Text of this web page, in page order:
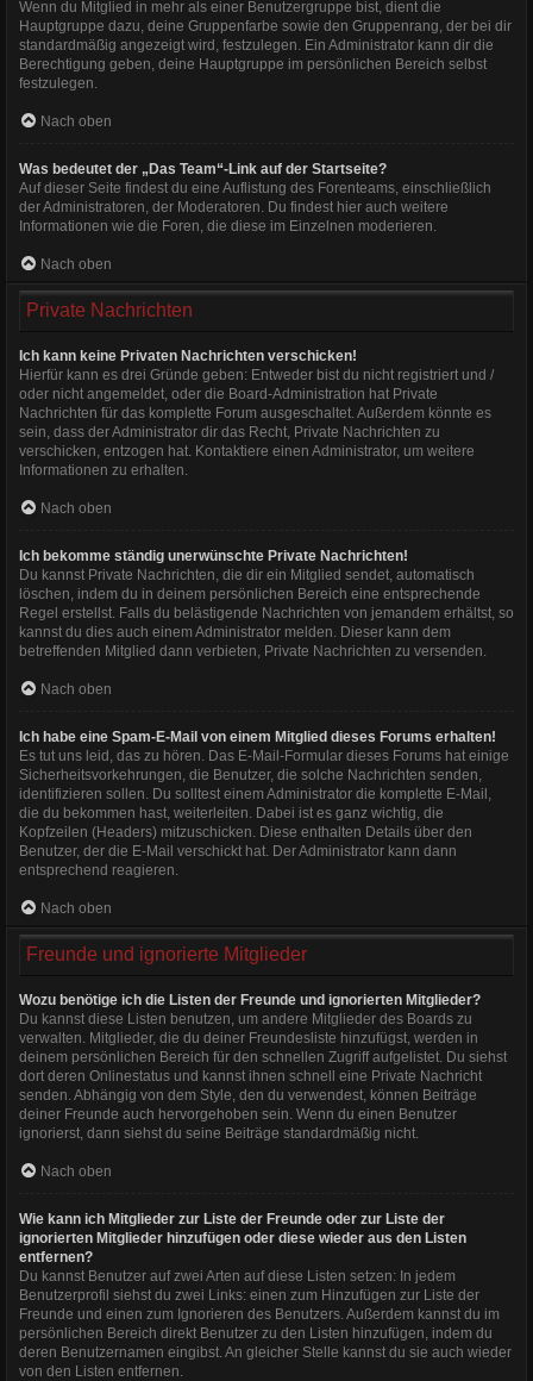
Wenn du Mitglied in mehr als einer Benutzergruppe bist, dient die
Hauptgruppe dazu, deine Gruppenfarbe sowie den Gruppenrang, der bei dir
standardmäßig angezeigt wird, festzulegen. Ein Administrator kann dir die
Berechtigung geben, deine Hauptgruppe im persönlichen Bereich selbst
festzulegen.
Nach oben
Was bedeutet der „Das Team“-Link auf der Startseite?
Auf dieser Seite findest du eine Auflistung des Forenteams, einschließlich
der Administratoren, der Moderatoren. Du findest hier auch weitere
Informationen wie die Foren, die diese im Einzelnen moderieren.
Nach oben
Private Nachrichten
Ich kann keine Privaten Nachrichten verschicken!
Hierfür kann es drei Gründe geben: Entweder bist du nicht registriert und /
oder nicht angemeldet, oder die Board-Administration hat Private
Nachrichten für das komplette Forum ausgeschaltet. Außerdem könnte es
sein, dass der Administrator dir das Recht, Private Nachrichten zu
verschicken, entzogen hat. Kontaktiere einen Administrator, um weitere
Informationen zu erhalten.
Nach oben
Ich bekomme ständig unerwünschte Private Nachrichten!
Du kannst Private Nachrichten, die dir ein Mitglied sendet, automatisch
löschen, indem du in deinem persönlichen Bereich eine entsprechende
Regel erstellst. Falls du belästigende Nachrichten von jemandem erhältst, so
kannst du dies auch einem Administrator melden. Dieser kann dem
betreffenden Mitglied dann verbieten, Private Nachrichten zu versenden.
Nach oben
Ich habe eine Spam-E-Mail von einem Mitglied dieses Forums erhalten!
Es tut uns leid, das zu hören. Das E-Mail-Formular dieses Forums hat einige
Sicherheitsvorkehrungen, die Benutzer, die solche Nachrichten senden,
identifizieren sollen. Du solltest einem Administrator die komplette E-Mail,
die du bekommen hast, weiterleiten. Dabei ist es ganz wichtig, die
Kopfzeilen (Headers) mitzuschicken. Diese enthalten Details über den
Benutzer, der die E-Mail verschickt hat. Der Administrator kann dann
entsprechend reagieren.
Nach oben
Freunde und ignorierte Mitglieder
Wozu benötige ich die Listen der Freunde und ignorierten Mitglieder?
Du kannst diese Listen benutzen, um andere Mitglieder des Boards zu
verwalten. Mitglieder, die du deiner Freundesliste hinzufügst, werden in
deinem persönlichen Bereich für den schnellen Zugriff aufgelistet. Du siehst
dort deren Onlinestatus und kannst ihnen schnell eine Private Nachricht
senden. Abhängig von dem Style, den du verwendest, können Beiträge
deiner Freunde auch hervorgehoben sein. Wenn du einen Benutzer
ignorierst, dann siehst du seine Beiträge standardmäßig nicht.
Nach oben
Wie kann ich Mitglieder zur Liste der Freunde oder zur Liste der
ignorierten Mitglieder hinzufügen oder diese wieder aus den Listen
entfernen?
Du kannst Benutzer auf zwei Arten auf diese Listen setzen: In jedem
Benutzerprofil siehst du zwei Links: einen zum Hinzufügen zur Liste der
Freunde und einen zum Ignorieren des Benutzers. Außerdem kannst du im
persönlichen Bereich direkt Benutzer zu den Listen hinzufügen, indem du
deren Benutzernamen eingibst. An gleicher Stelle kannst du sie auch wieder
von den Listen entfernen.